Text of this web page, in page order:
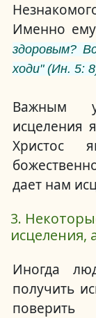
Именно ему
здоровым?
ходи" (Ин. 5:
Важным
исцеления
Христос
дает нам
3.
исцеления,
Иногда
получить